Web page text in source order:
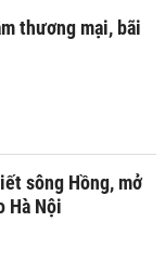
thương mại, bãi
sông Hồng, mở
Hà Nội